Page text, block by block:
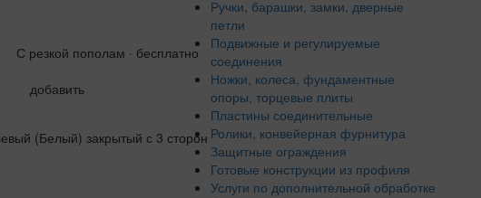
С резкой пополам · бесплатно
добавить
Ручки, барашки, замки, дверные
петли
Подвижные и регулируемые
соединения
Ножки, колеса, фундаментные
опоры, торцевые плиты
Пластины соединительные
Ролики, конвейерная фурнитура
Защитные ограждения
Готовые конструкции из профиля
Услуги по дополнительной обработке